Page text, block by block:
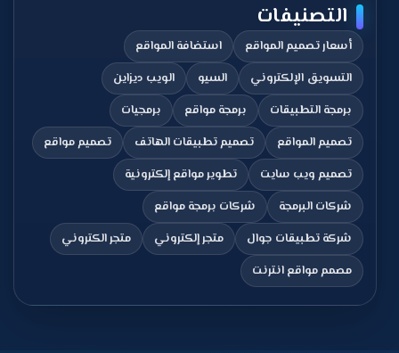
التصنيفات
أسعار تصميم المواقع
استضافة المواقع
التسويق الإلكتروني
السيو
الويب ديزاين
برمجة التطبيقات
برمجة مواقع
برمجيات
تصميم المواقع
تصميم تطبيقات الهاتف
تصميم مواقع
تصميم ويب سايت
تطوير مواقع إلكترونية
شركات البرمجة
شركات برمجة مواقع
شركة تطبيقات جوال
متجر إلكتروني
متجر الكتروني
مصمم مواقع انترنت